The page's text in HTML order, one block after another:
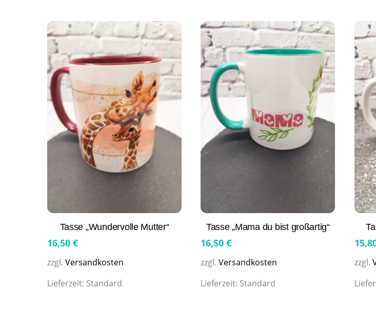
Tasse „Wundervolle Mutter“
16,50 €
zzgl. Versandkosten
Lieferzeit: Standard
Tasse „Mama du bist großartig“
16,50€
zzgl.Versandkosten
Lieferzeit: Standard
zzgl.